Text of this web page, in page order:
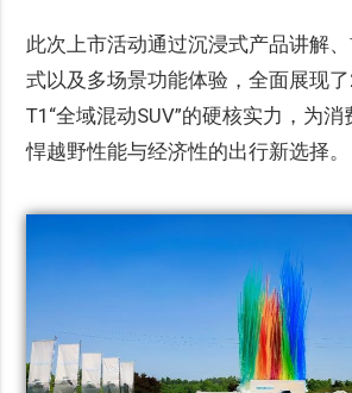
此次上市活动通过沉浸式产品讲解
式以及多场景功能体验，全面展现
T1“全域混动SUV”的硬核实力，为
悍越野性能与经济性的出行新选择。